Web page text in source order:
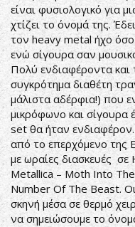
είναι φυσιολογικό για
χτίζει το όνομά της.
τον heavy metal ήχο
ενώ σίγουρα σαν
Πολύ ενδιαφέροντα
συγκρότημα διαθέτη
μάλιστα αδέρφια!) που
μικρόφωνο και σίγουρα
set θα ήταν
από το επερχόμενο της
με ωραίες διασκευές
Metallica – Moth Into
Number Of The Beast.
σκηνή μέσα σε θερμό
να σημειώσουμε το